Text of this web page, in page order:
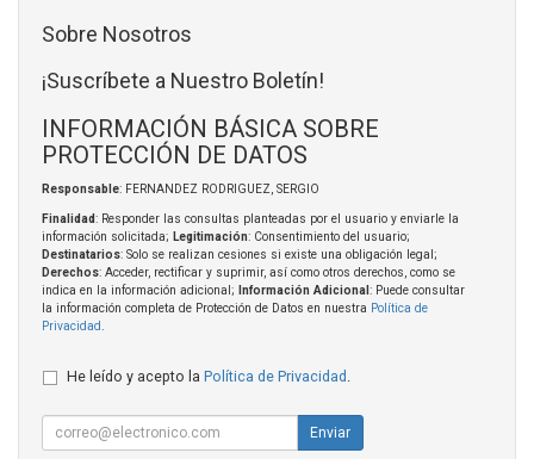
Sobre Nosotros
¡Suscríbete a Nuestro Boletín!
INFORMACIÓN BÁSICA SOBRE
PROTECCIÓN DE DATOS
Responsable: FERNANDEZ RODRIGUEZ, SERGIO
Finalidad: Responder las consultas planteadas por el usuario y enviarle la
información solicitada; Legitimación: Consentimiento del usuario;
Destinatarios: Solo se realizan cesiones si existe una obligación legal;
Derechos: Acceder, rectificar y suprimir, así como otros derechos, como se
indica en la información adicional;
Información Adicional : Puede consultar
la información completa de Protección de Datos en nuestra Política de
Privacidad
He leído y acepto la Política de Privacidad
Enviar